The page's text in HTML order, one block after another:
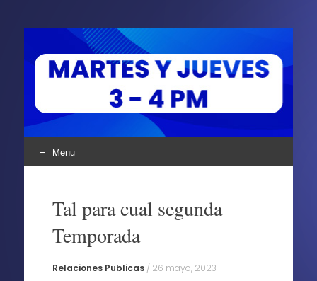
Uninter Informa Al Aire
¡Bienvenidos al sitio de Uninter Informa Al Aire, el
Cine, Música, Bienestar y mucho más solo para ti,
¡Bienvenido!
Menu
contentTal para cual segunda
Temporada
Relaciones Publicas/ 26 mayo, 2023